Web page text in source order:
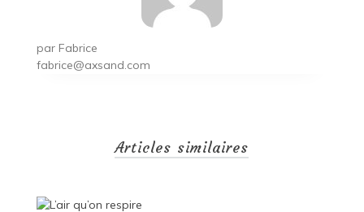
par Fabrice
fabrice@axsand.com
Articles similaires